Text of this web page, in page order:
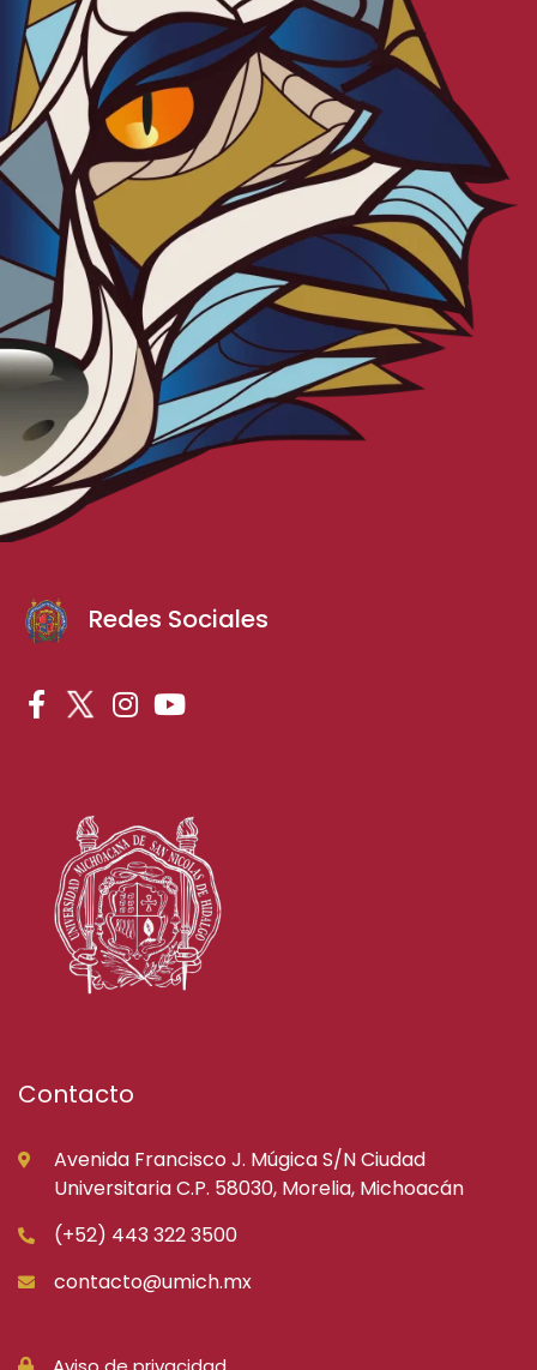
Redes Sociales
Contacto
Avenida Francisco J. Múgica S/N Ciudad
Universitaria C.P. 58030, Morelia, Michoacán
(+52) 443 322 3500
contacto@umich.mx